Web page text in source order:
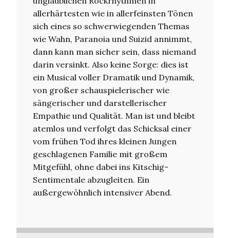
allerhärtesten wie in allerfeinsten Tönen
sich eines so schwerwiegenden Themas
wie Wahn, Paranoia und Suizid annimmt,
dann kann man sicher sein, dass niemand
darin versinkt. Also keine Sorge: dies ist
ein Musical voller Dramatik und Dynamik,
von großer schauspielerischer wie
sängerischer und darstellerischer
Empathie und Qualität. Man ist und bleibt
atemlos und verfolgt das Schicksal einer
vom frühen Tod ihres kleinen Jungen
geschlagenen Familie mit großem
Mitgefühl, ohne dabei ins Kitschig-
Sentimentale abzugleiten. Ein
außergewöhnlich intensiver Abend.